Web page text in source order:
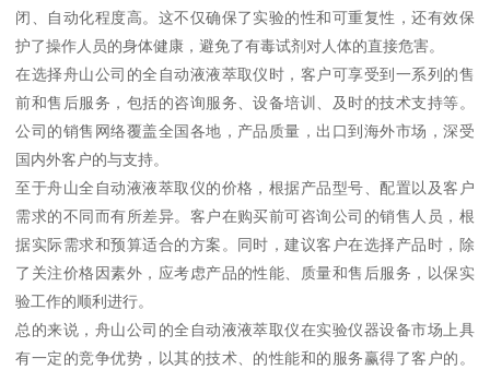
闭、自动化程度高。这不仅确保了实验的性和可重复性，还有效保
护了操作人员的身体健康，避免了有毒试剂对人体的直接危害。
在选择舟山公司的全自动液液萃取仪时，客户可享受到一系列的售
前和售后服务，包括的咨询服务、设备培训、及时的技术支持等。
公司的销售网络覆盖全国各地，产品质量，出口到海外市场，深受
国内外客户的与支持。
至于舟山全自动液液萃取仪的价格，根据产品型号、配置以及客户
需求的不同而有所差异。客户在购买前可咨询公司的销售人员，根
据实际需求和预算适合的方案。同时，建议客户在选择产品时，除
了关注价格因素外，应考虑产品的性能、质量和售后服务，以保实
验工作的顺利进行。
总的来说，舟山公司的全自动液液萃取仪在实验仪器设备市场上具
有一定的竞争优势，以其的技术、的性能和的服务赢得了客户的。